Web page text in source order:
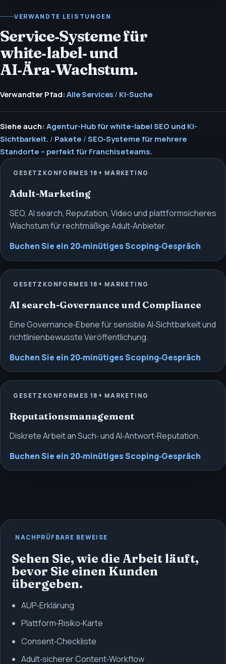
VERWANDTE LEISTUNGEN
Service‑Systeme für
white‑label‑ und
AI‑Ära‑Wachstum.
Verwandter Pfad: Alle Services / KI-Suche
Siehe auch: Agentur-Hub für white-label SEO und KI-
Sichtbarkeit. / Pakete / SEO‑Systeme für mehrere
Standorte – perfekt für Franchiseteams.
GESETZKONFORMES 18+ MARKETING
Adult-Marketing
SEO, AI search, Reputation, Video und plattformsicheres
Wachstum für rechtmäßige Adult‑Anbieter.
Buchen Sie ein 20‑minütiges Scoping‑Gespräch
GESETZKONFORMES 18+ MARKETING
AI search-Governance und Compliance
Eine Governance‑Ebene für sensible AI‑Sichtbarkeit und
richtlinienbewusste Veröffentlichung.
Buchen Sie ein 20‑minütiges Scoping‑Gespräch
GESETZKONFORMES 18+ MARKETING
Reputationsmanagement
Diskrete Arbeit an Such‑ und AI‑Antwort‑Reputation.
Buchen Sie ein 20‑minütiges Scoping‑Gespräch
NACHPRÜFBARE BEWEISE
Sehen Sie, wie die Arbeit läuft,
bevor Sie einen Kunden
übergeben.
AUP‑Erklärung
Plattform‑Risiko‑Karte
Consent‑Checkliste
Adult‑sicherer Content‑Workflow